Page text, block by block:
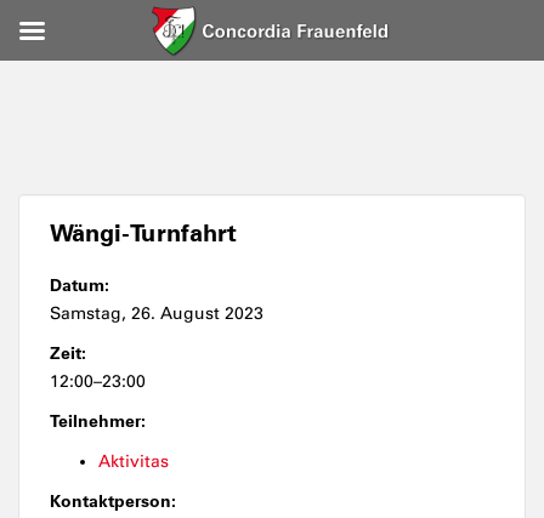
Wängi-Turnfahrt
Datum:
Samstag, 26. August 2023
Zeit:
12:00–23:00
Teilnehmer:
Aktivitas
Kontaktperson: